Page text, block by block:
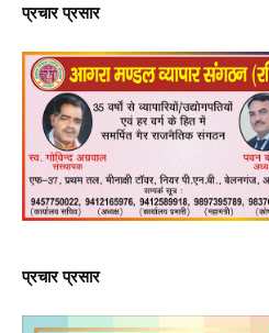
प्रचार प्रसार
प्रचार प्रसार